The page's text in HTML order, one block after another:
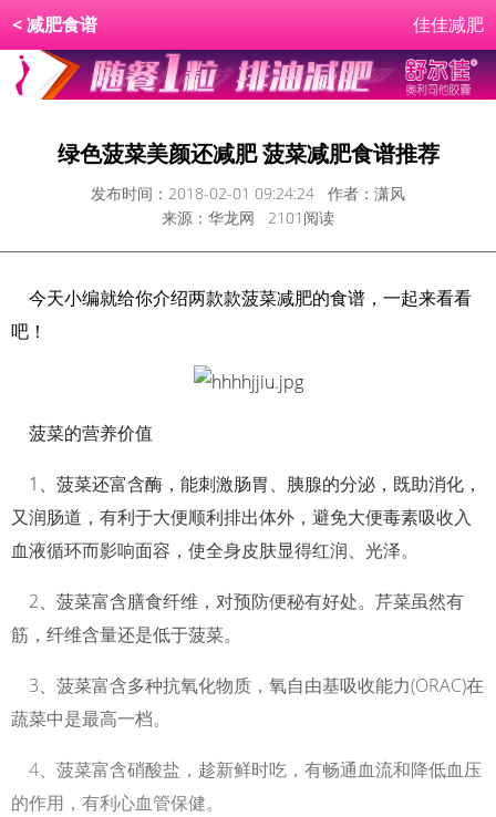
<减肥食谱 佳佳减肥
绿色菠菜美颜还减肥 菠菜减肥食谱推荐
发布时间：2018-02-01 09:24:24 作者：潇风
来源：华龙网 2101阅读
今天小编就给你介绍两款款菠菜减肥的食谱，一起来看看
吧！
菠菜的营养价值
1、菠菜还富含酶，能刺激肠胃、胰腺的分泌，既助消化，
又润肠道，有利于大便顺利排出体外，避免大便毒素吸收入
血液循环而影响面容，使全身皮肤显得红润、光泽。
2、菠菜富含膳食纤维，对预防便秘有好处。芹菜虽然有
筋，纤维含量还是低于菠菜。
3、菠菜富含多种抗氧化物质，氧自由基吸收能力(ORAC)在
蔬菜中是最高一档。
4、菠菜富含硝酸盐，趁新鲜时吃，有畅通血流和降低血压
的作用，有利心血管保健。